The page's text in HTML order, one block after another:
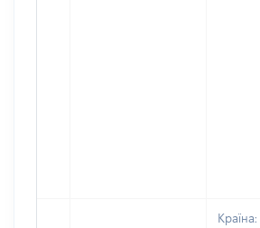
Країна: